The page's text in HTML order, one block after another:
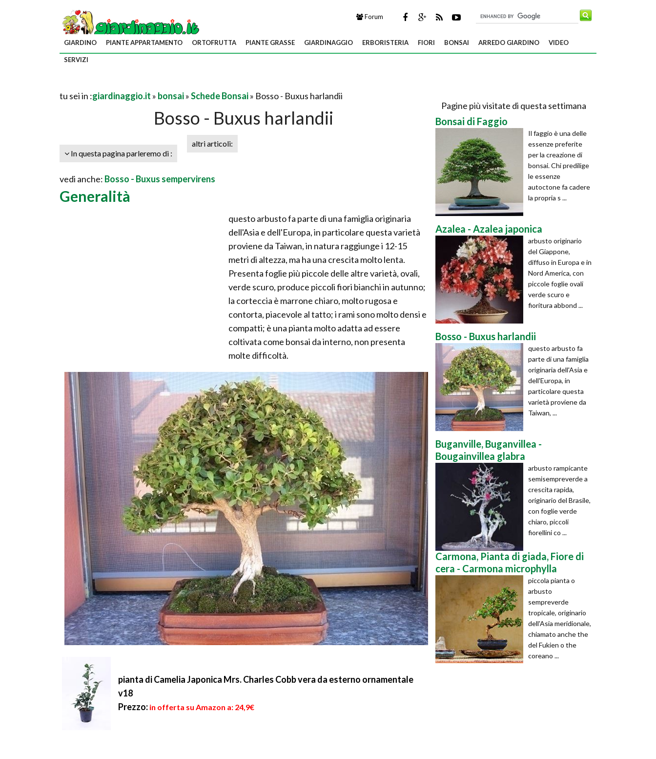
Forum
GIARDINO PIANTE APPARTAMENTO ORTOFRUTTA PIANTE GRASSE GIARDINAGGIO ERBORISTERIA FIORI BONSAI ARREDO GIARDINO VIDEO
SERVIZI
tu sei in :giardinaggio.it » bonsai»Schede Bonsai» Bosso - Buxus harlandii
Bosso - Buxus harlandii
In questa pagina parleremo di :
altri articoli:
vedi anche: Bosso - Buxus sempervirens
Generalità
questo arbusto fa parte di una famiglia originaria
dell'Asia e dell'Europa, in particolare questa varietà
proviene da Taiwan, in natura raggiunge i 12-15
metri di altezza, ma ha una crescita molto lenta.
Presenta foglie più piccole delle altre varietà, ovali,
verde scuro, produce piccoli fiori bianchi in autunno;
la corteccia è marrone chiaro, molto rugosa e
contorta, piacevole al tatto; i rami sono molto densi e
compatti; è una pianta molto adatta ad essere
coltivata come bonsai da interno, non presenta
molte difficoltà.
pianta di Camelia Japonica Mrs. Charles Cobb vera da esterno ornamentale
v18
Prezzo: in offerta su Amazon a: 24,9€
Pagine più visitate di questa settimana
Bonsai di Faggio
Il faggio è una delle
essenze preferite
per la creazione di
bonsai. Chi predilige
le essenze
autoctone fa cadere
la propria s ...
Azalea - Azalea japonica
arbusto originario
del Giappone,
diffuso in Europa e in
Nord America, con
piccole foglie ovali
verde scuro e
fioritura abbond ...
Bosso - Buxus harlandii
questo arbusto fa
parte di una famiglia
originaria dell'Asia e
dell'Europa, in
particolare questa
varietà proviene da
Taiwan, ...
Buganville, Buganvillea -
Bougainvillea glabra
arbusto rampicante
semisempreverde a
crescita rapida,
originario del Brasile,
con foglie verde
chiaro, piccoli
fiorellini co ...
Carmona, Pianta di giada, Fiore di
cera - Carmona microphylla
piccola pianta o
arbusto
sempreverde
tropicale, originario
dell'Asia meridionale,
chiamato anche the
del Fukien o the
coreano ...